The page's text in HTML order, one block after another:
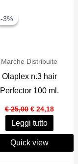
-3%
-3%
Marche Distribuite
Olaplex n.3 hair
Perfector 100 ml.
€25,00 Il
prezzo
originale
era:
€ 25,00.
€24,18Il
prezzo
è:
Leggi tutto
Quick view